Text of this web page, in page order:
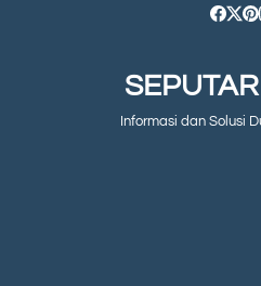
Informasi dan Solusi